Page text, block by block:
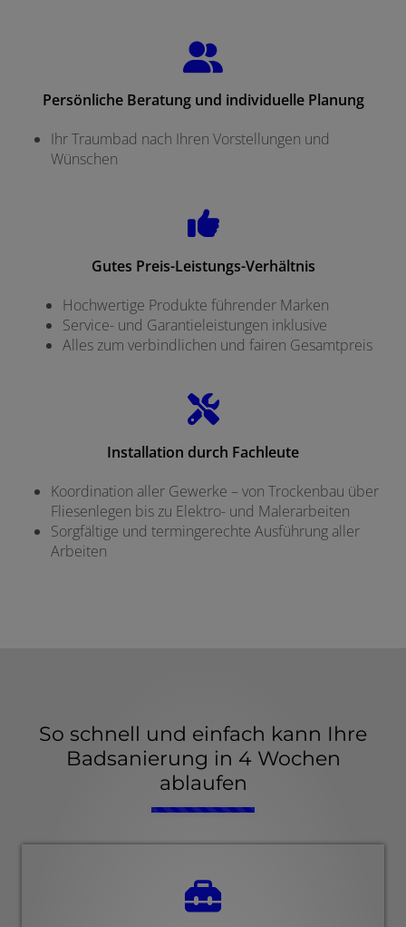
Persönliche Beratung und individuelle Planung
Ihr Traumbad nach Ihren Vorstellungen und
Wünschen
Gutes Preis-Leistungs-Verhältnis
Hochwertige Produkte führender Marken
Service- und Garantieleistungen inklusive
Alles zum verbindlichen und fairen Gesamtpreis
Installation durch Fachleute
Koordination aller Gewerke – von Trockenbau über
Fliesenlegen bis zu Elektro- und Malerarbeiten
Sorgfältige und termingerechte Ausführung aller
Arbeiten
So schnell und einfach kann Ihre
Badsanierung in 4 Wochen
ablaufen